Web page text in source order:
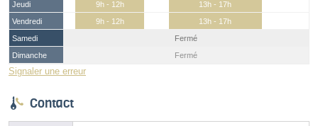
Jeudi
9h - 12h
13h - 17h
Vendredi
9h - 12h
13h - 17h
Samedi
Fermé
Dimanche
Fermé
Signaler une erreur
Contact